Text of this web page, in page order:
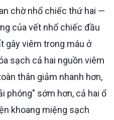
chờ nhổ chiếc thứ hai —
của vết nhổ chiếc đầu
gây viêm trong máu ở
sạch cả hai nguồn viêm
thân giảm nhanh hơn,
phóng" sớm hơn, cả hai ổ
khoang miệng sạch